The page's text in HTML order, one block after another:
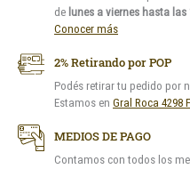
de lunes a viernes hasta las
Conocer más
2% Retirando por POP
Podés retirar tu pedido por
Estamos en Gral Roca 4298
MEDIOS DE PAGO
Contamos con todos los